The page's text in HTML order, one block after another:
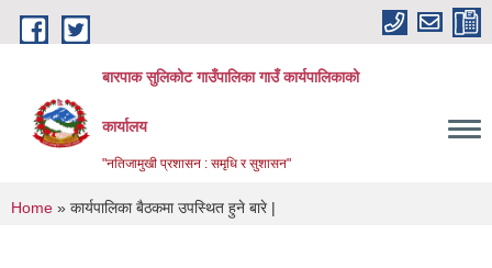
Skip to main content
बारपाक सुलिकोट गाउँपालिका गाउँ कार्यपालिकाको
कार्यालय
"नतिजामुखी प्रशासन : समृधि र सुशासन"
You are here
Home » कार्यपालिका बैठकमा उपस्थित हुने बारे |